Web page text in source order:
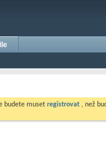
budete muset registrovat , než